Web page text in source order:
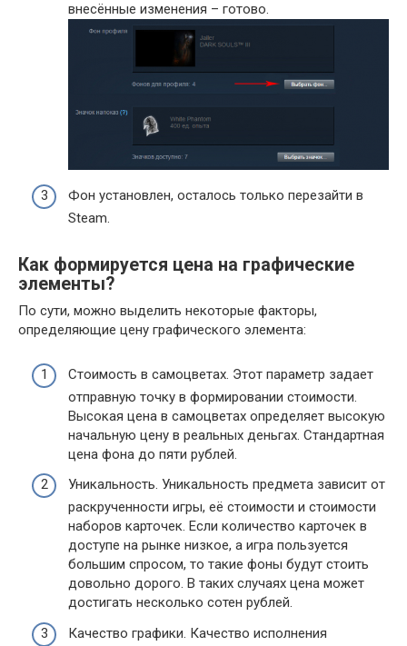
внесённые изменения – готово.
Фон установлен, осталось только перезайти в
Steam.
Как формируется цена на графические
элементы?
По сути, можно выделить некоторые факторы,
определяющие цену графического элемента:
Стоимость в самоцветах. Этот параметр задает
отправную точку в формировании стоимости.
Высокая цена в самоцветах определяет высокую
начальную цену в реальных деньгах. Стандартная
цена фона до пяти рублей.
Уникальность. Уникальность предмета зависит от
раскрученности игры, её стоимости и стоимости
наборов карточек. Если количество карточек в
доступе на рынке низкое, а игра пользуется
большим спросом, то такие фоны будут стоить
довольно дорого. В таких случаях цена может
достигать несколько сотен рублей.
Качество графики. Качество исполнения